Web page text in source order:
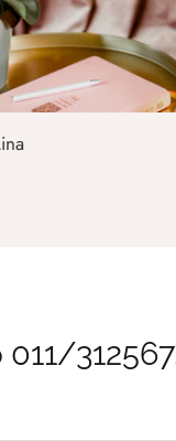
Curtres Hasselt